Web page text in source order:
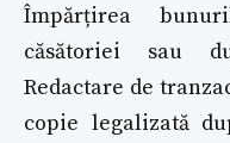
Împărțirea
căsătoriei sau
Redactare de
copie legalizată